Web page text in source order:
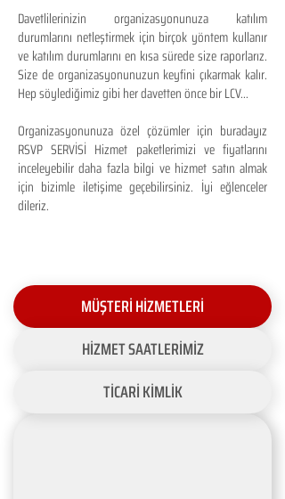
Davetlilerinizin organizasyonunuza katılım
durumlarını netleştirmek için birçok yöntem kullanır
ve katılım durumlarını en kısa sürede size raporlarız.
Size de organizasyonunuzun keyfini çıkarmak kalır.
Hep söylediğimiz gibi her davetten önce bir LCV...
Organizasyonunuza özel çözümler için buradayız
RSVP SERVİSİ Hizmet paketlerimizi ve fiyatlarını
inceleyebilir daha fazla bilgi ve hizmet satın almak
için bizimle iletişime geçebilirsiniz. İyi eğlenceler
dileriz.
MÜŞTERİ HİZMETLERİ
HİZMET SAATLERİMİZ
TİCARİ KİMLİK